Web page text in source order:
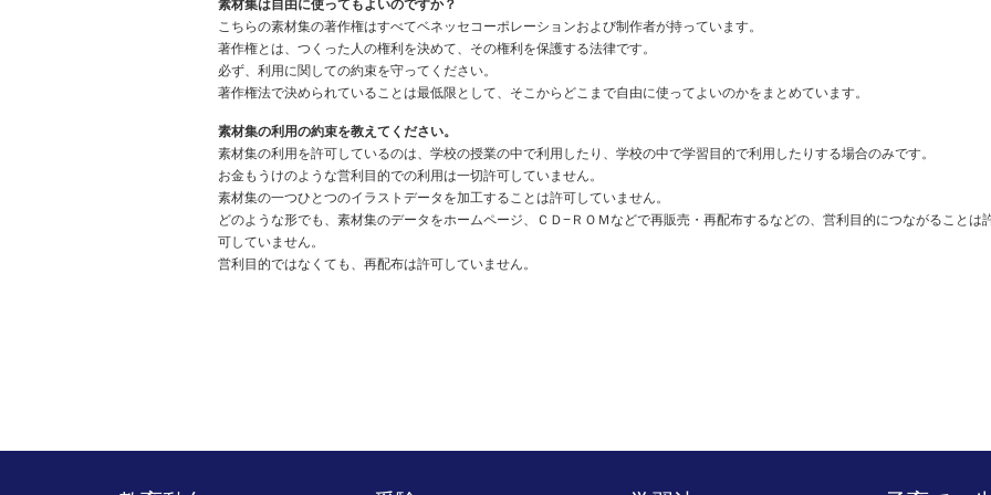
素材集は自由に使ってもよいのですか？
こちらの素材集の著作権はすべてベネッセコーポレーションおよび制作者が持っています。
著作権とは、つくった人の権利を決めて、その権利を保護する法律です。
必ず、利用に関しての約束を守ってください。
著作権法で決められていることは最低限として、そこからどこまで自由に使ってよいのかをまとめています。
素材集の利用の約束を教えてください。
素材集の利用を許可しているのは、学校の授業の中で利用したり、学校の中で学習目的で利用したりする場合のみです。
お金もうけのような営利目的での利用は一切許可していません。
素材集の一つひとつのイラストデータを加工することは許可していません。
どのような形でも、素材集のデータをホームページ、ＣＤ−ＲＯＭなどで再販売・再配布するなどの、営利目的につながることは
可していません。
営利目的ではなくても、再配布は許可していません。